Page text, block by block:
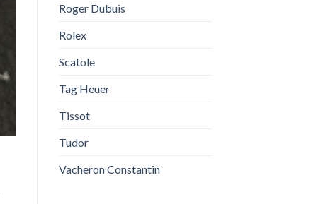
Roger Dubuis
Rolex
Scatole
Tag Heuer
Tissot
Tudor
Vacheron Constantin